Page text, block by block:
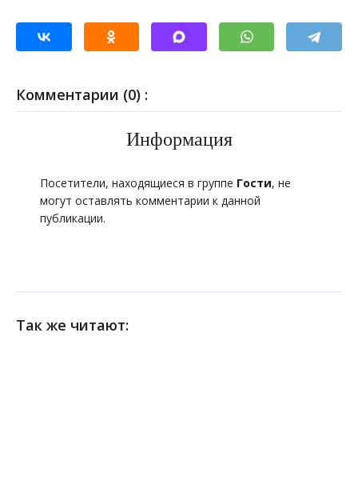
Комментарии (0) :
Информация
Посетители, находящиеся в группе Гости, не
могут оставлять комментарии к данной
публикации.
Так же читают: